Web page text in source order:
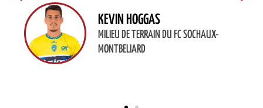
KEVIN HOGGAS
MILIEU DE TERRAIN DU FC SOCHAUX-
MONTBELIARD